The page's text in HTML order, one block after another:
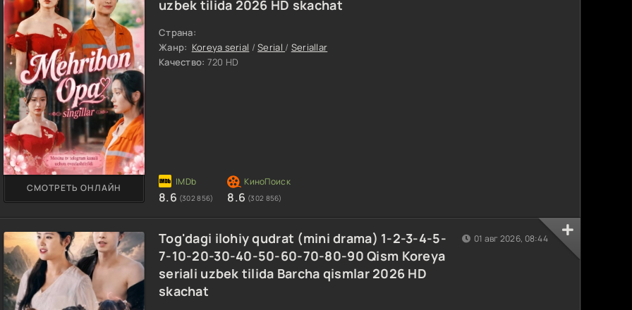
uzbek tilida 2026 HD skachat
Страна:
Жанр: Koreya serial /Serial / Seriallar
Качество: 720 HD
СМОТРЕТЬ ОНЛАЙН
8.6 (302 856) 8.6 (302 856)
Tog'dagi ilohiy qudrat (mini drama) 1-2-3-4-5-
7-10-20-30-40-50-60-70-80-90 Qism Koreya
seriali uzbek tilida Barcha qismlar 2026 HD
skachat
01 авг 2026, 08:44